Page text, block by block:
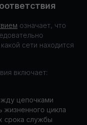
означает, что
сети находится
включает:
цепочками
цикла
срока службы